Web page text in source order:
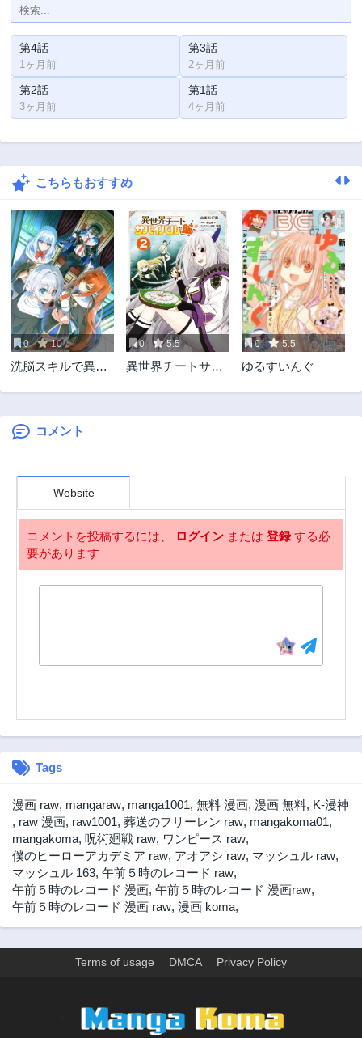
第4話
1ヶ月前
第3話
2ヶ月前
第2話
3ヶ月前
第1話
4ヶ月前
こちらもおすすめ
0 10
洗脳スキルで異世
れるので健全誠実
に生きようとした
る件について～
0 5.5
異世界チートサバ
0 5.5
ゆるすいんぐ
コメント
Website
コメントを投稿するには、 ログイン または 登録する必
要があります
Tags
漫画 raw, mangaraw, manga1001, 無料 漫画, 漫画 無料, K-漫神
, raw 漫画, raw1001, 葬送のフリーレン raw, mangakoma01,
mangakoma, 呪術廻戦 raw, ワンピース raw,
僕のヒーローアカデミア raw, アオアシ raw, マッシュル raw,
マッシュル 163, 午前５時のレコード raw,
午前５時のレコード 漫画, 午前５時のレコード 漫画raw,
午前５時のレコード 漫画 raw, 漫画 koma,
Terms of usage DMCA Privacy Policy